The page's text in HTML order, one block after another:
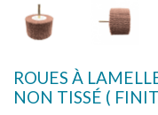
ROUES À
NON TISSÉ (